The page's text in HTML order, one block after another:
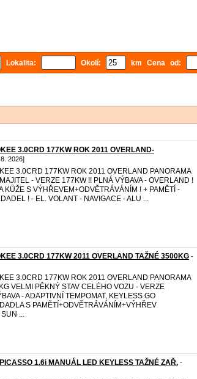
Lokalita: Okolí: km Cena od:
3.0CRD 177KW ROK 2011 OVERLAND-
2026]
3.0CRD 177KW ROK 2011 OVERLAND PANORAMA
- VERZE 177KW !! PLNÁ VÝBAVA - OVERLAND !
KŮŽE S VÝHŘEVEM+ODVĚTRÁVÁNÍM ! + PAMĚTÍ -
! - EL. VOLANT - NAVIGACE - ALU ...
3.0CRD 177KW 2011 OVERLAND TAŽNÉ 3500KG -
3.0CRD 177KW ROK 2011 OVERLAND PANORAMA
VELMI PĚKNÝ STAV CELÉHO VOZU - VERZE
- ADAPTIVNÍ TEMPOMAT, KEYLESS GO
S PAMĚTÍ+ODVĚTRÁVÁNÍM+VÝHŘEV
...
1.6i MANUÁL LED KEYLESS TAŽNÉ ZAŘ. -